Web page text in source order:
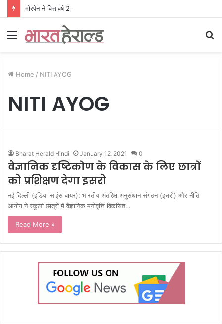
Menu
Home / NITI AYOG
NITI AYOG
Bharat Herald Hindi January 12, 2021 0
वैज्ञानिक दृष्टिकोण के विकास के लिए छात्रों
को प्रशिक्षण देगा इसरो
नई दिल्ली (इडिया साइंस वायर): भारतीय अंतरिक्ष अनुसंधान संगठन (इसरो) और नीति
आयोग ने स्कूली छात्रों में वैज्ञानिक मनोवृत्ति विकसित…
Read More »